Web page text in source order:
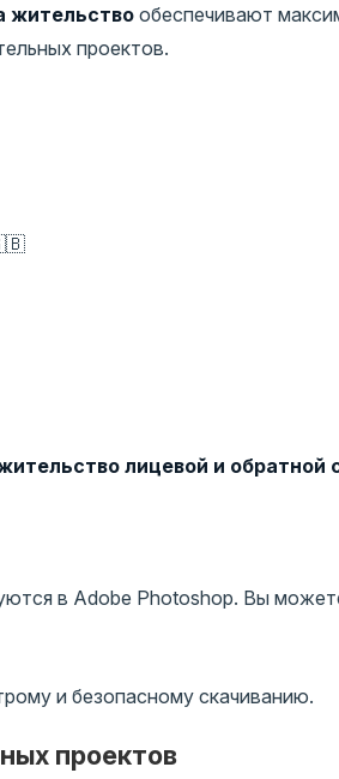
жительство обеспечивают
проектов.
лицевой и обратной
в Adobe Photoshop. Вы
и безопасному скачиванию.
проектов